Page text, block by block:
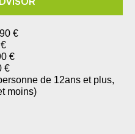
€
€
€
de 12ans et plus,
moins)